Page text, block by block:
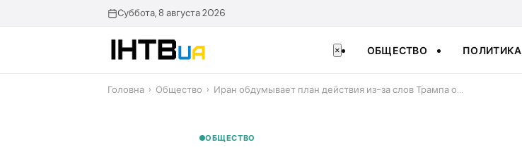
Суббота, 8 августа 2026
× ОБЩЕСТВО ПОЛИТИКА
Головна › Общество › ​Иран обдумывает план действия из-за слов Трампа о…
ОБЩЕСТВО